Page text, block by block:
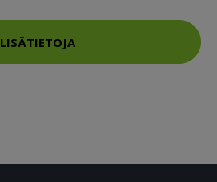
LISÄTIETOJA